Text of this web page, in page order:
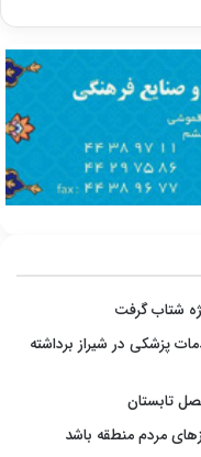
پزشکی در شیراز برداشته
تابستان
مردم منطقه باشد